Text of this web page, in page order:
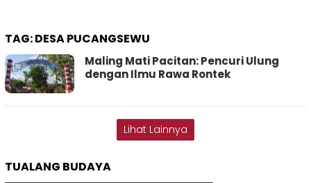
TAG:DESA PUCANGSEWU
Maling Mati Pacitan: Pencuri Ulung
dengan Ilmu Rawa Rontek
Lihat Lainnya
TUALANG BUDAYA